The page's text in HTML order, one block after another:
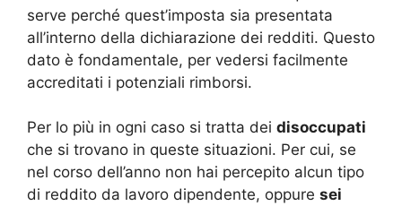
serve perché quest’imposta sia presentata
all’interno della dichiarazione dei redditi. Questo
dato è fondamentale, per vedersi facilmente
accreditati i potenziali rimborsi.
Per lo più in ogni caso si tratta dei disoccupati
che si trovano in queste situazioni. Per cui, se
nel corso dell’anno non hai percepito alcun tipo
di reddito da lavoro dipendente, oppure sei